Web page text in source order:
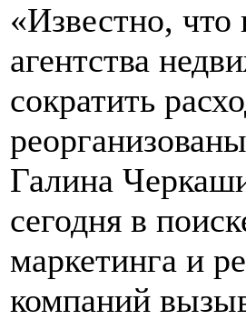
«Известно, что
агентства
сократить
Галина
сегодня в
маркетинга и
компаний